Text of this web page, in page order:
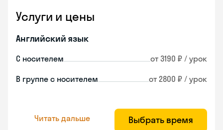
Услуги и цены
Английский язык
С носителем от 3190 ₽ / урок
В группе с носителем от 2800 ₽ / урок
Читать дальше Выбрать время